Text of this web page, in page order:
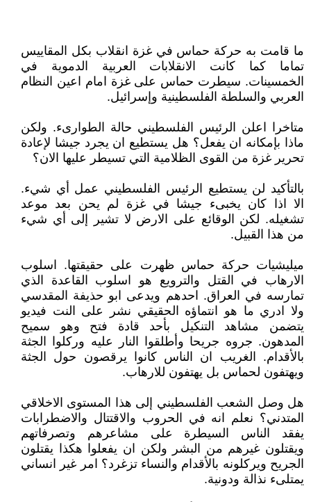
ما قامت به حركة حماس في غزة انقلاب بكل المقاييس
تماما كما كانت الانقلابات العربية الدموية في
الخمسينات. سيطرت حماس على غزة امام اعين النظام
العربي والسلطة الفلسطينية وإسرائيل.
متاخرا اعلن الرئيس الفلسطيني حالة الطوارىء. ولكن
ماذا بإمكانه ان يفعل؟ هل يستطيع ان يجرد جيشا لإعادة
تحرير غزة من القوى الظلامية التي تسيطر عليها الان؟
بالتأكيد لن يستطيع الرئيس الفلسطيني عمل أي شيء.
الا اذا كان يخبىء جيشا في غزة لم يحن بعد موعد
تشغيله. لكن الوقائع على الارض لا تشير إلى أي شيء
من هذا القبيل.
ميليشيات حركة حماس ظهرت على حقيقتها. اسلوب
الارهاب في القتل والترويع هو اسلوب القاعدة الذي
تمارسه في العراق. احدهم ويدعى ابو حذيفة المقدسي
ولا ادري ما هو انتماؤه الحقيقي نشر على النت فيديو
يتضمن مشاهد التنكيل بأحد قادة فتح وهو سميح
المدهون. جروه جريحا وأطلقوا النار عليه وركلوا الجثة
بالأقدام. الغريب ان الناس كانوا يرقصون حول الجثة
ويهتفون لحماس بل يهتفون للارهاب.
هل وصل الشعب الفلسطيني إلى هذا المستوى الاخلاقي
المتدني؟ نعلم انه في الحروب والاقتتال والاضطرابات
يفقد الناس السيطرة على مشاعرهم وتصرفاتهم
ويقتلون غيرهم من البشر ولكن ان يفعلوا هكذا يقتلون
الجريح ويركلونه بالأقدام والنساء تزغرد؟ امر غير انساني
يمتلىء نذالة ودونية.